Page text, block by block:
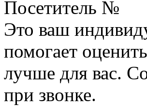
Посетитель №
Это ваш
помогает
лучше для вас.
при звонке.